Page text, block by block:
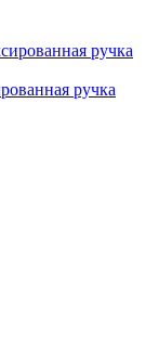
ручка